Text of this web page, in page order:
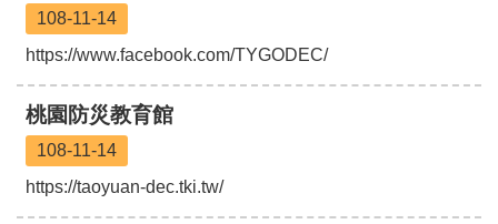
進
階
搜
組
108-11-14
https://www.facebook.com/TYGODEC/
桃園防災教育館
108-11-14
https://taoyuan-dec.tki.tw/